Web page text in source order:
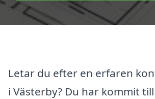
Letar du efter en erfaren
i Västerby? Du har kommit